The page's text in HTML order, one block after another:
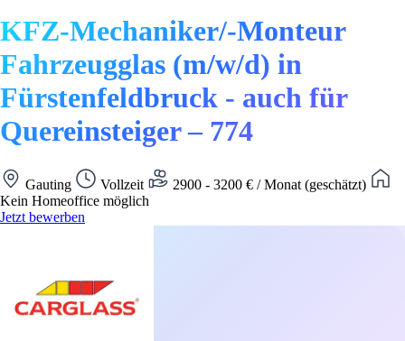
KFZ-Mechaniker/-Monteur
Fahrzeugglas (m/w/d) in
Fürstenfeldbruck - auch für
Quereinsteiger – 774
Gauting Vollzeit
2900 - 3200 € / Monat (geschätzt)
Kein Homeoffice möglich
Jetzt bewerben